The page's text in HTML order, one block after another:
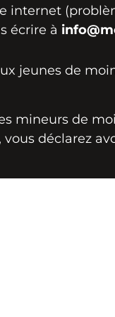
internet
écrire à
jeunes de
mineurs de
déclarez